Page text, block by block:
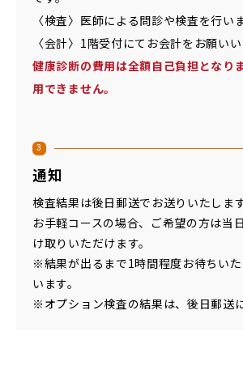
〈検査〉医師による問診や検査を行いま
〈会計〉1階受付にてお会計をお願いい
健康診断の費用は全額自己負担となり
用できません。
3
通知
検査結果は後日郵送でお送りいたします
お手軽コースの場合、ご希望の方は当
け取りいただけます。
※結果が出るまで1時間程度お待ちい
います。
※オプション検査の結果は、後日郵送に